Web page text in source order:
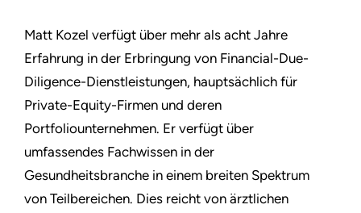
Matt Kozel verfügt über mehr als acht Jahre
Erfahrung in der Erbringung von Financial-Due-
Diligence-Dienstleistungen, hauptsächlich für
Private-Equity-Firmen und deren
Portfoliounternehmen. Er verfügt über
umfassendes Fachwissen in der
Gesundheitsbranche in einem breiten Spektrum
von Teilbereichen. Dies reicht von ärztlichen